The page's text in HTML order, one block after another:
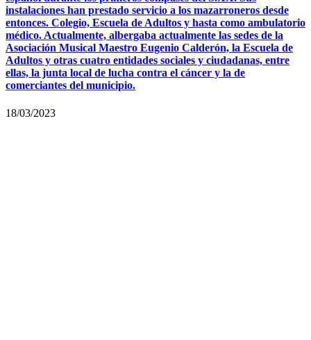
instalaciones han prestado servicio a los mazarroneros desde
entonces. Colegio, Escuela de Adultos y hasta como ambulatorio
médico. Actualmente, albergaba actualmente las sedes de la
Asociación Musical Maestro Eugenio Calderón, la Escuela de
Adultos y otras cuatro entidades sociales y ciudadanas, entre
ellas, la junta local de lucha contra el cáncer y la de
comerciantes del municipio.
18/03/2023